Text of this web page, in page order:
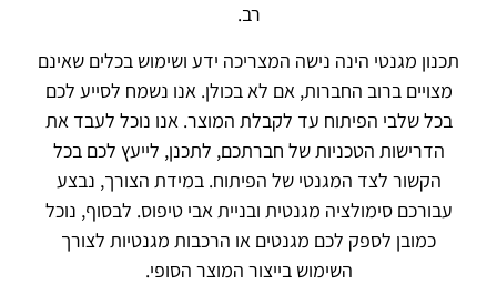
רב.
תכנון מגנטי הינה נישה המצריכה ידע ושימוש בכלים שאינם
מצויים ברוב החברות, אם לא בכולן. אנו נשמח לסייע לכם
בכל שלבי הפיתוח עד לקבלת המוצר. אנו נוכל לעבד את
הדרישות הטכניות של חברתכם, לתכנן, לייעץ לכם בכל
הקשור לצד המגנטי של הפיתוח. במידת הצורך, נבצע
עבורכם סימולציה מגנטית ובניית אבי טיפוס. לבסוף, נוכל
כמובן לספק לכם מגנטים או הרכבות מגנטיות לצורך
השימוש בייצור המוצר הסופי.